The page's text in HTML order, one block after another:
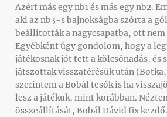
Azért más egy nb1 és más egy nb2.
aki az nb3-s bajnokságba szórta a
beállították a nagycsapatba, ott
Egyébként úgy gondolom, hogy a
játékosnak jót tett a kölcsönadás, és
játszottak visszatérésük után
szerintem a Bobál tesók is ha
lesz a játékuk, mint korábban.
összeállítását, Bobál Dávid fix